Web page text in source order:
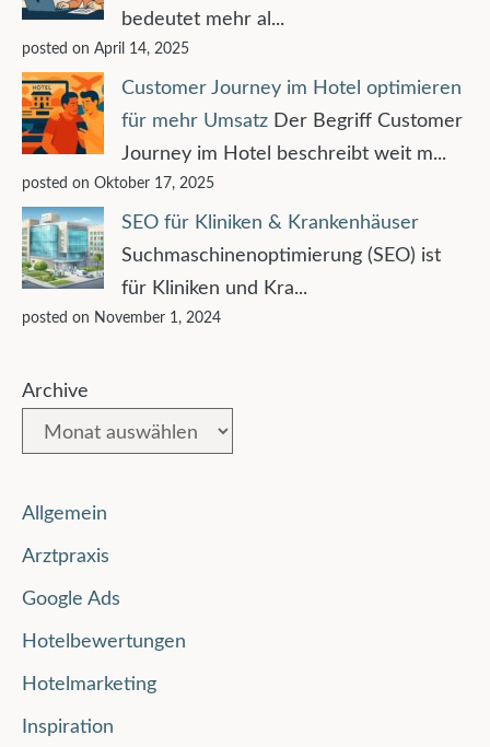
bedeutet mehr al...
posted on April 14, 2025
Customer Journey im Hotel optimieren
für mehr Umsatz Der Begriff Customer
Journey im Hotel beschreibt weit m...
posted on Oktober 17, 2025
SEO für Kliniken & Krankenhäuser
Suchmaschinenoptimierung (SEO) ist
für Kliniken und Kra...
posted on November 1, 2024
Archive
Allgemein
Arztpraxis
Google Ads
Hotelbewertungen
Hotelmarketing
Inspiration